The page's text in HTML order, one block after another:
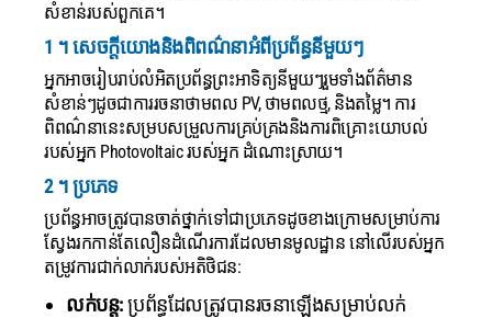
សំខាន់របស់ពួកគេ។
1 ។ សេចក្តីយោងនិងពិពណ៌នាអំពីប្រព័ន្ធនីមួយៗ
អ្នកអាចរៀបរាប់លំអិតប្រព័ន្ធព្រះអាទិត្យនីមួយៗរួមទាំងព័ត៌មាន
សំខាន់ៗដូចជាការរចនាថាមពល PV, ថាមពលថ្ម, និងតម្លៃ។ ការ
ពិពណ៌នានេះសម្របសម្រួលការគ្រប់គ្រងនិងការពិគ្រោះយោបល់
របស់អ្នក Photovoltaic របស់អ្នក ដំណោះស្រាយ។
2 ។ ប្រភេទ
ប្រព័ន្ធអាចត្រូវបានចាត់ថ្នាក់ទៅជាប្រភេទដូចខាងក្រោមសម្រាប់ការ
ស្វែងរកកាន់តែលឿនដំណើរការដែលមានមូលដ្ឋាន នៅលើរបស់អ្នក
តម្រូវការជាក់លាក់របស់អតិថិជន:
លក់បន្ត:ប្រព័ន្ធដែលត្រូវបានរចនាឡើងសម្រាប់លក់